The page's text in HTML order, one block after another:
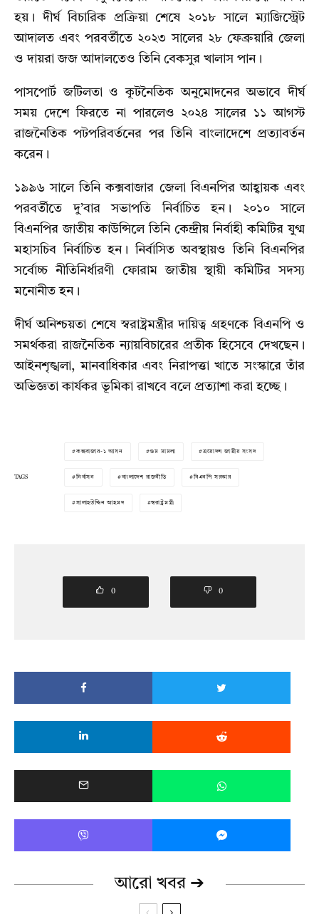
হয়। দীর্ঘ বিচারিক প্রক্রিয়া শেষে ২০১৮ সালে ম্যাজিস্ট্রেট
আদালত এবং পরবর্তীতে ২০২৩ সালের ২৮ ফেব্রুয়ারি জেলা
ও দায়রা জজ আদালতেও তিনি বেকসুর খালাস পান।
পাসপোর্ট জটিলতা ও কূটনৈতিক অনুমোদনের অভাবে দীর্ঘ
সময় দেশে ফিরতে না পারলেও ২০২৪ সালের ১১ আগস্ট
রাজনৈতিক পটপরিবর্তনের পর তিনি বাংলাদেশে প্রত্যাবর্তন
করেন।
১৯৯৬ সালে তিনি কক্সবাজার জেলা বিএনপির আহ্বায়ক এবং
পরবর্তীতে দু’বার সভাপতি নির্বাচিত হন। ২০১০ সালে
বিএনপির জাতীয় কাউন্সিলে তিনি কেন্দ্রীয় নির্বাহী কমিটির যুগ্ম
মহাসচিব নির্বাচিত হন। নির্বাসিত অবস্থায়ও তিনি বিএনপির
সর্বোচ্চ নীতিনির্ধারণী ফোরাম জাতীয় স্থায়ী কমিটির সদস্য
মনোনীত হন।
দীর্ঘ অনিশ্চয়তা শেষে স্বরাষ্ট্রমন্ত্রীর দায়িত্ব গ্রহণকে বিএনপি ও
সমর্থকরা রাজনৈতিক ন্যায়বিচারের প্রতীক হিসেবে দেখছেন।
আইনশৃঙ্খলা, মানবাধিকার এবং নিরাপত্তা খাতে সংস্কারে তাঁর
অভিজ্ঞতা কার্যকর ভূমিকা রাখবে বলে প্রত্যাশা করা হচ্ছে।
TAGS
কক্সবাজার-১ আসন গুম মামলা ত্রয়োদশ জাতীয় সংসদ
নির্বাসন বাংলাদেশ রাজনীতি বিএনপি সরকার
সালাহউদ্দিন আহমদ স্বরাষ্ট্রমন্ত্রী
0 0
আরো খবর ➔